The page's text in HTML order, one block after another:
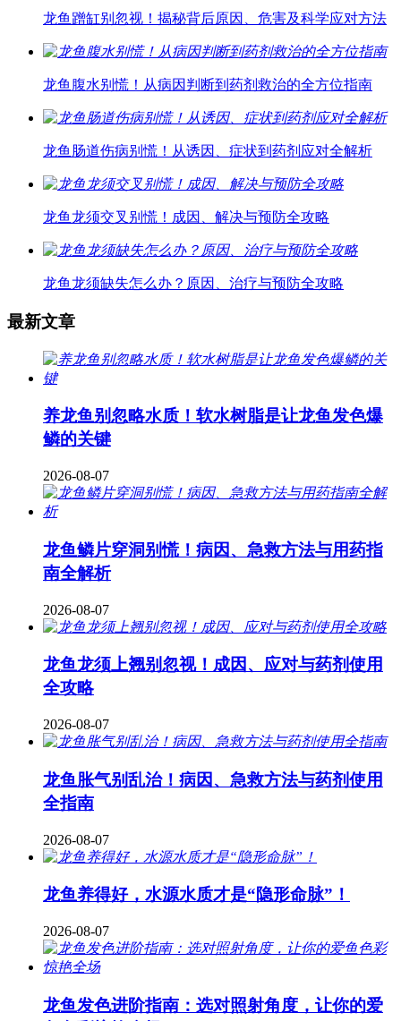
龙鱼蹭缸别忽视！揭秘背后原因、危害及科学应对方法
龙鱼腹水别慌！从病因判断到药剂救治的全方位指南
龙鱼肠道伤病别慌！从诱因、症状到药剂应对全解析
龙鱼龙须交叉别慌！成因、解决与预防全攻略
龙鱼龙须缺失怎么办？原因、治疗与预防全攻略
最新文章
养龙鱼别忽略水质！软水树脂是让龙鱼发色爆
鳞的关键
2026-08-07
龙鱼鳞片穿洞别慌！病因、急救方法与用药指
南全解析
2026-08-07
龙鱼龙须上翘别忽视！成因、应对与药剂使用
全攻略
2026-08-07
龙鱼胀气别乱治！病因、急救方法与药剂使用
全指南
2026-08-07
龙鱼养得好，水源水质才是“隐形命脉”！
2026-08-07
龙鱼发色进阶指南：选对照射角度，让你的爱